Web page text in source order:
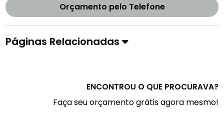
Orçamento pelo Telefone
Páginas Relacionadas
ENCONTROU O QUE PROCURAVA?
Faça seu orçamento grátis agora mesmo!